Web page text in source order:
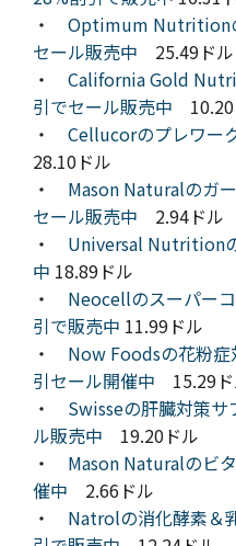
・ Optimum Nutrition
セール販売中 25.49ドル
・ California Gold
引でセール販売中
・ Cellucorのプレワー
28.10ドル
・ Mason Naturalのガ
セール販売中 2.94ドル
・ Universal Nutrition
中 18.89ドル
・ Neocellのスーパー
引で販売中 11.99ドル
・ Now Foodsの花粉
引セール開催中 15.29
・ Swisseの肝臓対策
ル販売中 19.20ドル
・ Mason Naturalのビ
催中 2.66ドル
・ Natrolの消化酵素＆